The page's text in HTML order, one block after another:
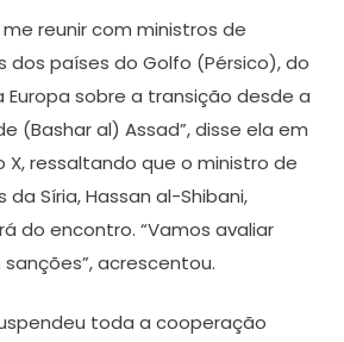
me reunir com ministros de
dos países do Golfo (Pérsico), do
Europa sobre a transição desde a
(Bashar al) Assad”, disse ela em
X, ressaltando que o ministro de
da Síria, Hassan al-Shibani,
do encontro. “Vamos avaliar
acrescentou.
toda a cooperação